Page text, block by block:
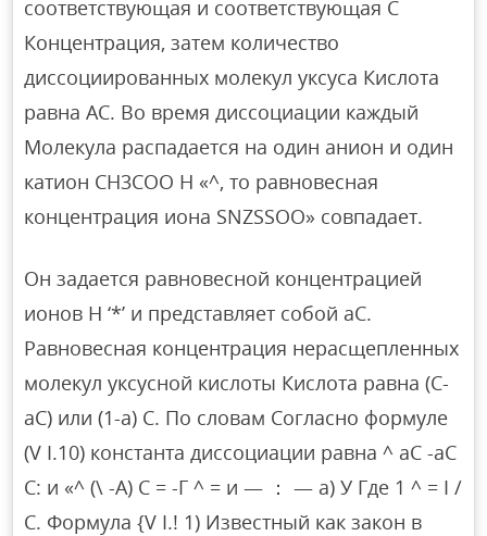
соответствующая и соответствующая С
Концентрация, затем количество
диссоциированных молекул уксуса Кислота
равна AC. Во время диссоциации каждый
Молекула распадается на один анион и один
катион CH3COO H «^, то равновесная
концентрация иона SNZSSOO» совпадает.
Он задается равновесной концентрацией
ионов H ‘*’ и представляет собой aC.
Равновесная концентрация нерасщепленных
молекул уксусной кислоты Кислота равна (C-
aC) или (1-a) C. По словам Согласно формуле
(V I.10) константа диссоциации равна ^ aC -aC
C: и «^ (\ -А) С = -Г ^ = и — ： — а) У Где 1 ^ = I /
C. Формула {V I.! 1) Известный как закон в